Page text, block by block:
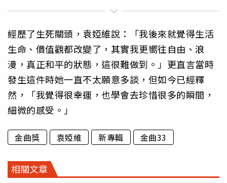
經歷了生死關頭，袁婭維說：「我後來就覺得生活
生命、價值觀都改變了，其實我更嚮往自由、浪
漫，真正和平的狀態，這很難做到。」更直言當時
發生這件時她一直不太願意多談，但如今已經釋
然，「我覺得很幸運，也學會去珍惜很多的瞬間，
細微的感受。」
金曲獎 袁婭維 新專輯 金曲33
相關文章